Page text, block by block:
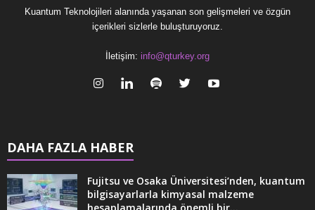
Kuantum Teknolojileri alanında yaşanan son gelişmeleri ve özgün
içerikleri sizlerle buluşturuyoruz.
İletişim: info@qturkey.org
DAHA FAZLA HABER
Fujitsu ve Osaka Üniversitesi’nden, kuantum
bilgisayarlarla kimyasal malzeme
hesaplamalarında önemli bir...